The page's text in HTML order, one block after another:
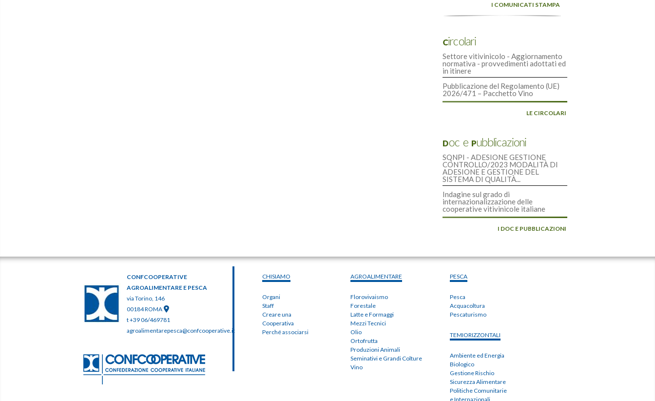
I COMUNICATI STAMPA
Circolari
Settore vitivinicolo - Aggiornamento
normativa - provvedimenti adottati ed
in itinere
Pubblicazione del Regolamento (UE)
2026/471 – Pacchetto Vino
LE CIRCOLARI
Doc e Pubblicazioni
SQNPI - ADESIONE GESTIONE
CONTROLLO/2023 MODALITÀ DI
ADESIONE E GESTIONE DEL
SISTEMA DI QUALITÀ...
Indagine sul grado di
internazionalizzazione delle
cooperative vitivinicole italiane
I DOC E PUBBLICAZIONI
CONFCOOPERATIVE
AGROALIMENTARE E PESCA
via Torino, 146
00184 ROMA
t +39 06/469781
agroalimentarepesca@confcooperative.it
CHISIAMO
Organi
Staff
Creare una
Cooperativa
Perché associarsi
AGROALIMENTARE
Florovivaismo
Forestale
Latte e Formaggi
Mezzi Tecnici
Olio
Ortofrutta
Produzioni Animali
Seminativi e Grandi Colture
Vino
PESCA
Pesca
Acquacoltura
Pescaturismo
TEMIORIZZONTALI
Ambiente ed Energia
Biologico
Gestione Rischio
Sicurezza Alimentare
Politiche Comunitarie
e Internazionali